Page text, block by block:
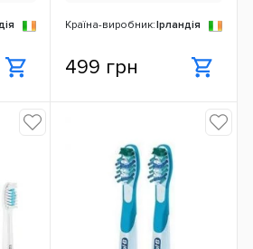
Країна-виробник:Ірландія
499 грн